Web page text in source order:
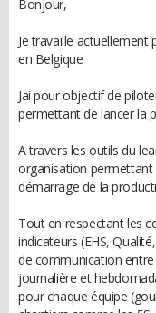
Bonjour,
Je travaille actuellement
en Belgique
Jai pour objectif de
permettant de lancer la
A travers les outils du
organisation permettant
démarrage de la
Tout en respectant les
indicateurs (EHS,
de communication
journalière et
pour chaque équipe